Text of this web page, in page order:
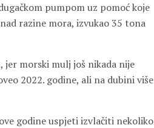
pumpom uz pomoć koje
razine mora, izvukao 35 tona
jer morski mulj još nikada nije
2022. godine, ali na dubini više
godine uspjeti izvlačiti nekoliko